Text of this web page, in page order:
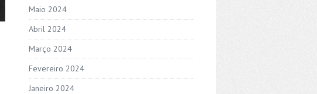
Maio 2024
Abril 2024
Março 2024
Fevereiro 2024
Janeiro 2024